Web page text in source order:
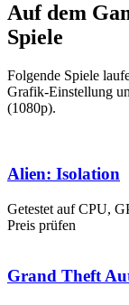
Auf dem
Spiele
Folgende Spiele
Grafik-Einstellung
(1080p).
Alien: Isolation
Getestet auf CPU,
Preis prüfen
Grand Theft